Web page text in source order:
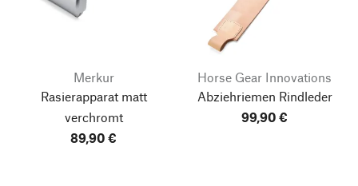
Merkur
Rasierapparat matt
verchromt
89,90 €
Horse Gear Innovations
Abziehriemen Rindleder
99,90 €